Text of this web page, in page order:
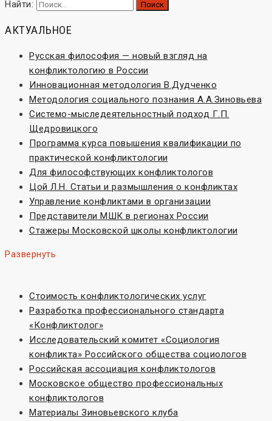
Найти:
АКТУАЛЬНОЕ
Русская философия — новый взгляд на
конфликтологию в России
Инновационная методология В.Дудченко
Методология социального познания А.А.Зиновьева
Системо-мыследеятельностный подход Г.П.
Щедровицкого
Программа курса повышения квалификации по
практической конфликтологии
Для философствующих конфликтологов
Цой Л.Н. Статьи и размышления о конфликтах
Управление конфликтами в организации
Представители МШК в регионах России
Стажеры Московской школы конфликтологии
Развернуть
Стоимость конфликтологических услуг
Разработка профессионального стандарта
«Конфликтолог»
Исследовательский комитет «Социoлогия
конфликта» Российского общества социологов
Российская ассоциация конфликтологов
Московское общество профессиональных
конфликтологов
Материалы Зиновьевского клуба